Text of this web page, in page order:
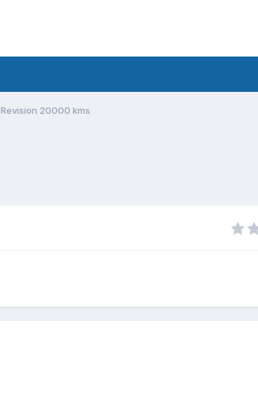
Revision 20000 kms